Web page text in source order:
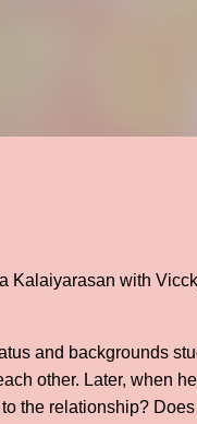
Kalaiyarasan with
and backgrounds
other. Later, when
the relationship?